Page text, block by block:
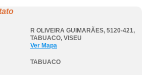
R OLIVEIRA GUIMARÃES, 5120-421,
TABUACO, VISEU
Ver Mapa
TABUACO